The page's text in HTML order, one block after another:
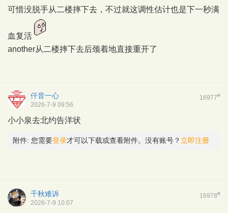
可惜没脱手从二楼摔下去，不过就这调性估计也是下一秒满
血复活
another从二楼摔下去后颈着地直接重开了
16977#
仟音一心
2026-7-9 09:56
小小泉去北约告洋状
附件: 您需要登录才可以下载或查看附件。没有账号？ 立即注册
16978#
千秋难诉
2026-7-9 10:07